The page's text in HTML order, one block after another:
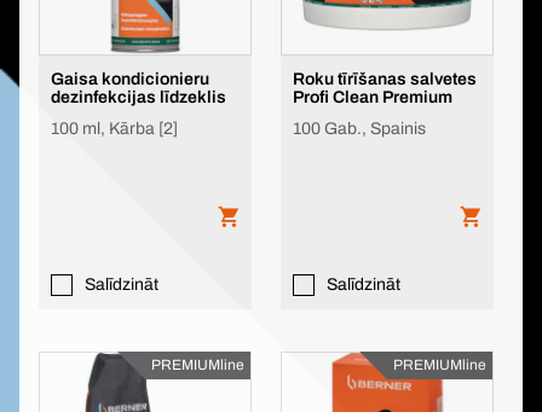
Gaisa kondicionieru
dezinfekcijas līdzeklis
100 ml, Kārba [2]
Salīdzināt
Roku tīrīšanas salvetes
Profi Clean Premium
100 Gab., Spainis
Salīdzināt
PREMIUMline PREMIUMline